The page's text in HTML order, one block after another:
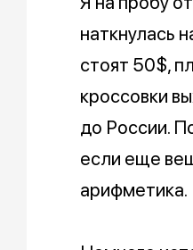
наткнулась
стоят 50$,
кроссовки
до России.
если еще
арифметика.